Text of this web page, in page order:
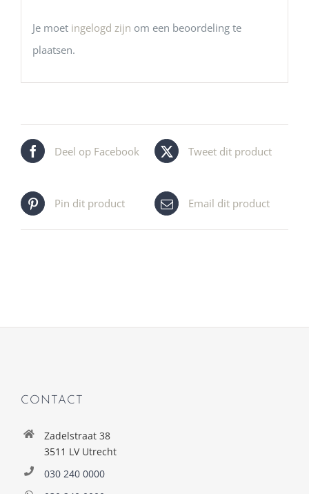
Je moet ingelogd zijn om een beoordeling te
plaatsen.
Deel op Facebook Tweet dit product
Pin dit product Email dit product
CONTACT
Zadelstraat 38
3511 LV Utrecht
030 240 0000